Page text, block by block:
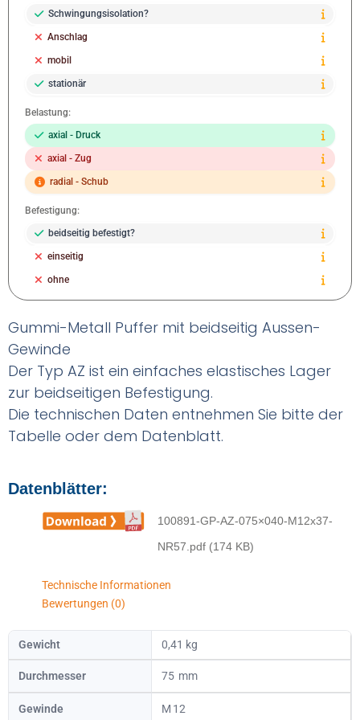
Schwingungsisolation?
Anschlag
mobil
stationär
Belastung:
axial - Druck
axial - Zug
radial - Schub
Befestigung:
beidseitig befestigt?
einseitig
ohne
Gummi-Metall Puffer mit beidseitig Aussen-
Gewinde
Der Typ AZ ist ein einfaches elastisches Lager
zur beidseitigen Befestigung.
Die technischen Daten entnehmen Sie bitte der
Tabelle oder dem Datenblatt.
Datenblätter:
100891-GP-AZ-075×040-M12x37-
NR57.pdf (174 KB)
Technische Informationen
Bewertungen (0)
Gewicht 0,41 kg
Durchmesser 75
Gewinde 12